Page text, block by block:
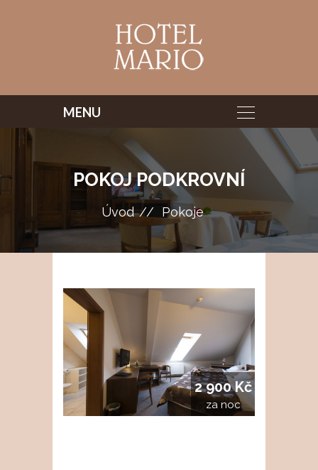
POKOJ PODKROVNÍ
Úvod Pokoje
2 900 Kč
za noc